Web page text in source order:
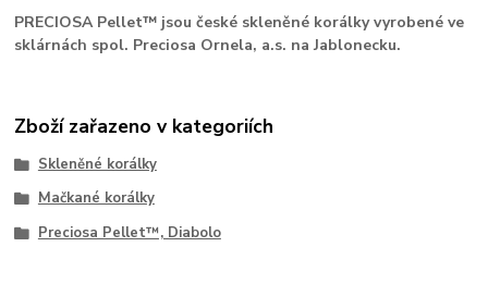
PRECIOSA Pellet™ jsou české skleněné korálky vyrobené ve
sklárnách spol. Preciosa Ornela, a.s. na Jablonecku.
Zboží zařazeno v kategoriích
Skleněné korálky
Mačkané korálky
Preciosa Pellet™, Diabolo